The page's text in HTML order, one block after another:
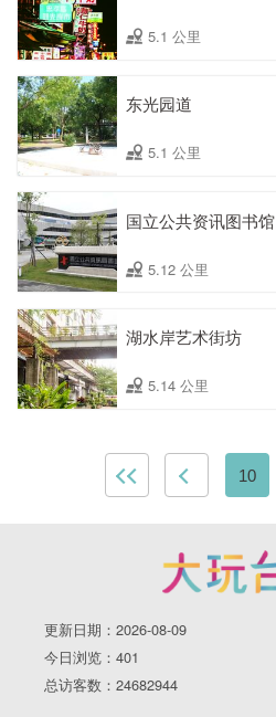
5.1 公里
东光园道
5.1 公里
国立公共资讯图书馆
5.12 公里
湖水岸艺术街坊
5.14 公里
10
更新日期：2026-08-09
今日浏览：401
总访客数：24682944